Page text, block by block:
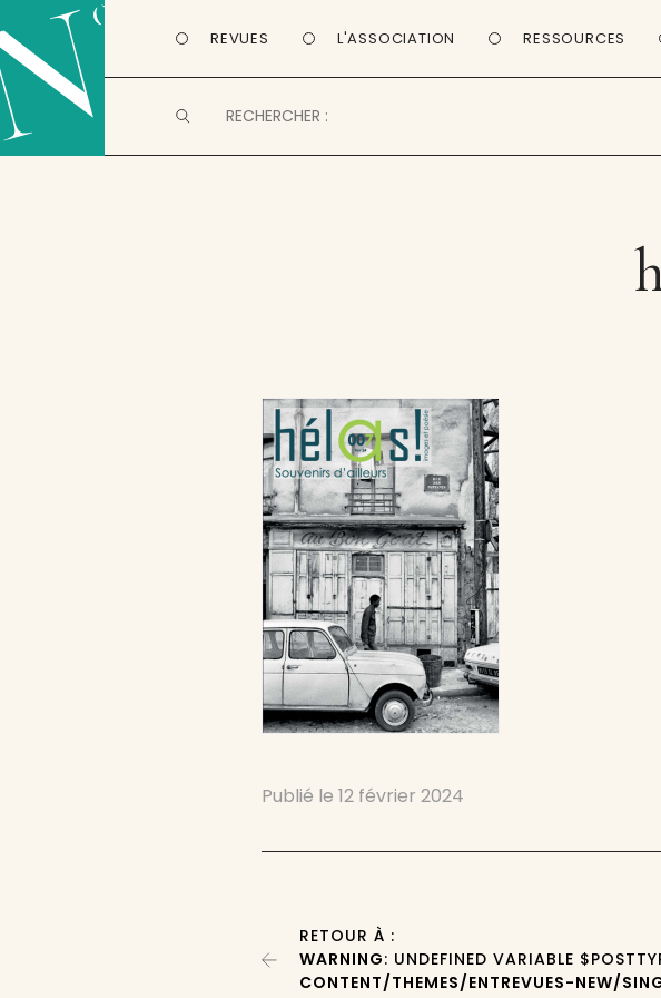
REVUES L'ASSOCIATION RESSOURCES
Publié le12 février 2024
RETOUR À :
WARNING: UNDEFINED VARIABLE
CONTENT/THEMES/ENTREVUES-NEW/